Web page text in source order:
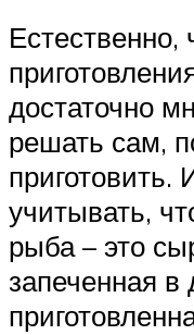
Естественно,
достаточно
решать сам,
учитывать,
рыба – это
запеченная в